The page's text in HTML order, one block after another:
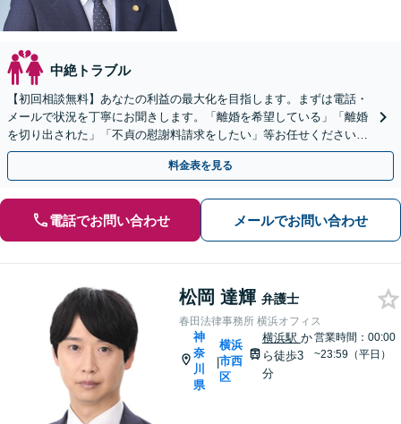
中絶トラブル
【初回相談無料】あなたの利益の最大化を目指します。まずは電話・
メールで状況を丁寧にお聞きします。「離婚を希望している」「離婚
を切り出された」「不貞の慰謝料請求をしたい」等お任せください。
【リーズナブルな料金設定】
料金表を見る
電話でお問い合わせ メールでお問い合わせ
松岡 達輝 弁護士
春田法律事務所 横浜オフィス
神
奈
川
県
|
横浜
市西
区
横浜駅 か
ら徒歩3
分
営業時間：00:00
~23:59（平日）